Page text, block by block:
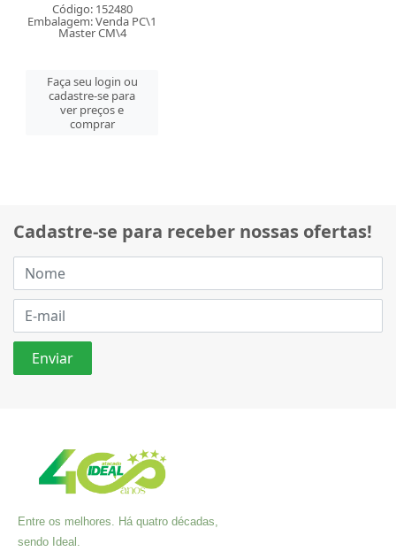
Código: 152480
Embalagem: Venda PC\1
Master CM\4
Faça seu login ou
cadastre-se para
ver preços e
comprar
Cadastre-se para receber nossas ofertas!
Entre os melhores. Há quatro décadas,
sendo Ideal.